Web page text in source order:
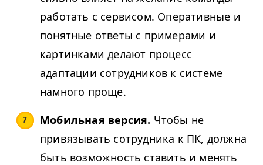
работать с сервисом. Оперативные и
понятные ответы с примерами и
картинками делают процесс
адаптации сотрудников к системе
намного проще.
Мобильная версия. Чтобы не
привязывать сотрудника к ПК, должна
быть возможность ставить и менять